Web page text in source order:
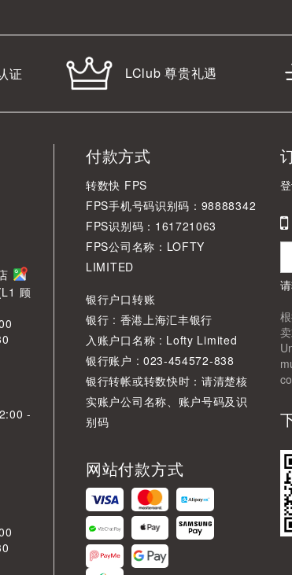
证 LClub 尊贵礼遇
顾
-
付款方式
转数快 FPS
FPS手机号码识别码：98888342
FPS识别码：161721063
FPS公司名称：LOFTY
LIMITED
银行户口转账
银行 : 香港上海汇丰银行
入账户口名称 : Lofty Limited
银行账户 : 023-454572-838
银行转帐或转数快时：请清楚核
实账户公司名称、账户号码及识
别码
网站付款方式